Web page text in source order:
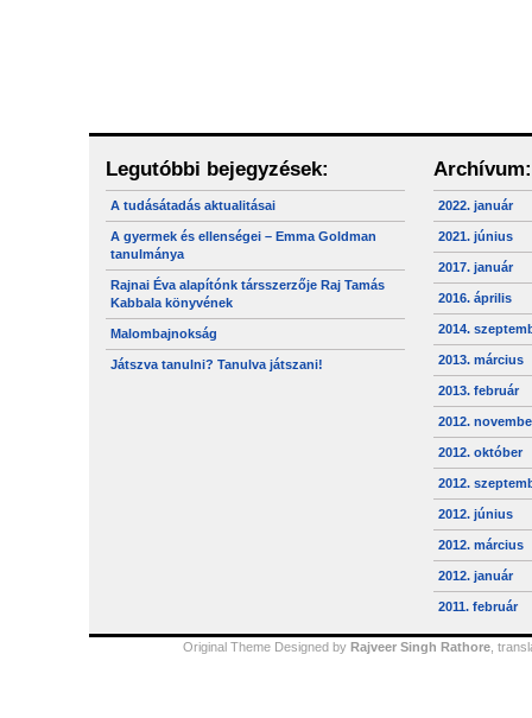
Legutóbbi bejegyzések:
A tudásátadás aktualitásai
A gyermek és ellenségei – Emma Goldman
tanulmánya
Rajnai Éva alapítónk társszerzője Raj Tamás
Kabbala könyvének
Malombajnokság
Játszva tanulni? Tanulva játszani!
Archívum:
2022. január
2021. június
2017. január
2016. április
2014.
2013. március
2013. február
2012.
2012. október
2012.
2012. június
2012. március
2012. január
2011. február
Original Theme Designed by Rajveer Singh Rathore ,